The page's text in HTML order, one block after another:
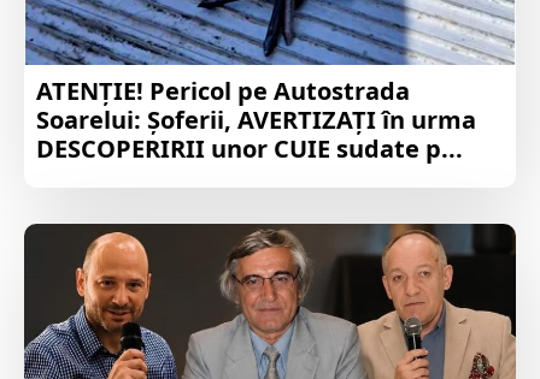
ATENȚIE! Pericol pe Autostrada
Soarelui: Șoferii, AVERTIZAȚI în urma
DESCOPERIRII unor CUIE sudate p...